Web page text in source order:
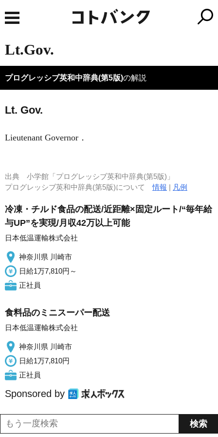
Lt.Gov.
プログレッシブ英和中辞典(第5版)の解説
Lt. Gov.
Lieutenant Governor ．
出典 小学館「プログレッシブ英和中辞典(第5版)」
プログレッシブ英和中辞典(第5版)について情報 | 凡例
冷凍・チルド食品の配送/近距離×固定ルート/“毎年給
与UP”を実現/月収42万以上可能
日本低温運輸株式会社
神奈川県 川崎市
日給1万7,810円～
正社員
食料品のミニスーパー配送
日本低温運輸株式会社
神奈川県 川崎市
日給1万7,810円
正社員
Sponsored by